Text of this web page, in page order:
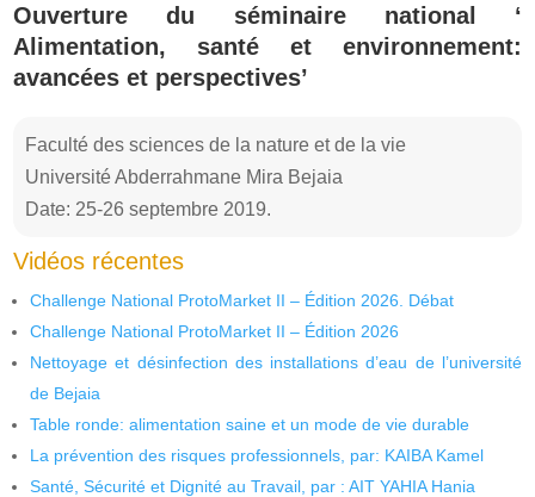
Ouverture du séminaire national ‘
Alimentation, santé et environnement:
avancées et perspectives’
Faculté des sciences de la nature et de la vie
Université Abderrahmane Mira Bejaia
Date: 25-26 septembre 2019.
Vidéos récentes
Challenge National ProtoMarket II – Édition 2026. Débat
Challenge National ProtoMarket II – Édition 2026
Nettoyage et désinfection des installations d’eau de l’université
de Bejaia
Table ronde: alimentation saine et un mode de vie durable
La prévention des risques professionnels, par: KAIBA Kamel
Santé, Sécurité et Dignité au Travail, par : AIT YAHIA Hania